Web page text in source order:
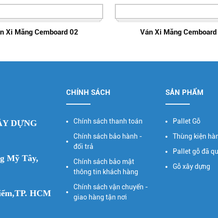
Xi Măng Cemboard 02 Ván Xi Măng
DỰNG
Mỹ Tây,
HCM
CHÍNH SÁCH
Chính sách thanh toán
Chính sách bảo hành -
đổi trả
Chính sách bảo mật
thông tin khách hàng
Chính sách vận chuyển -
giao hàng tận nơi
SẢN PHẨM
Pallet Gỗ
Thùng kiện
Pallet gỗ đã
Gỗ xây dựng